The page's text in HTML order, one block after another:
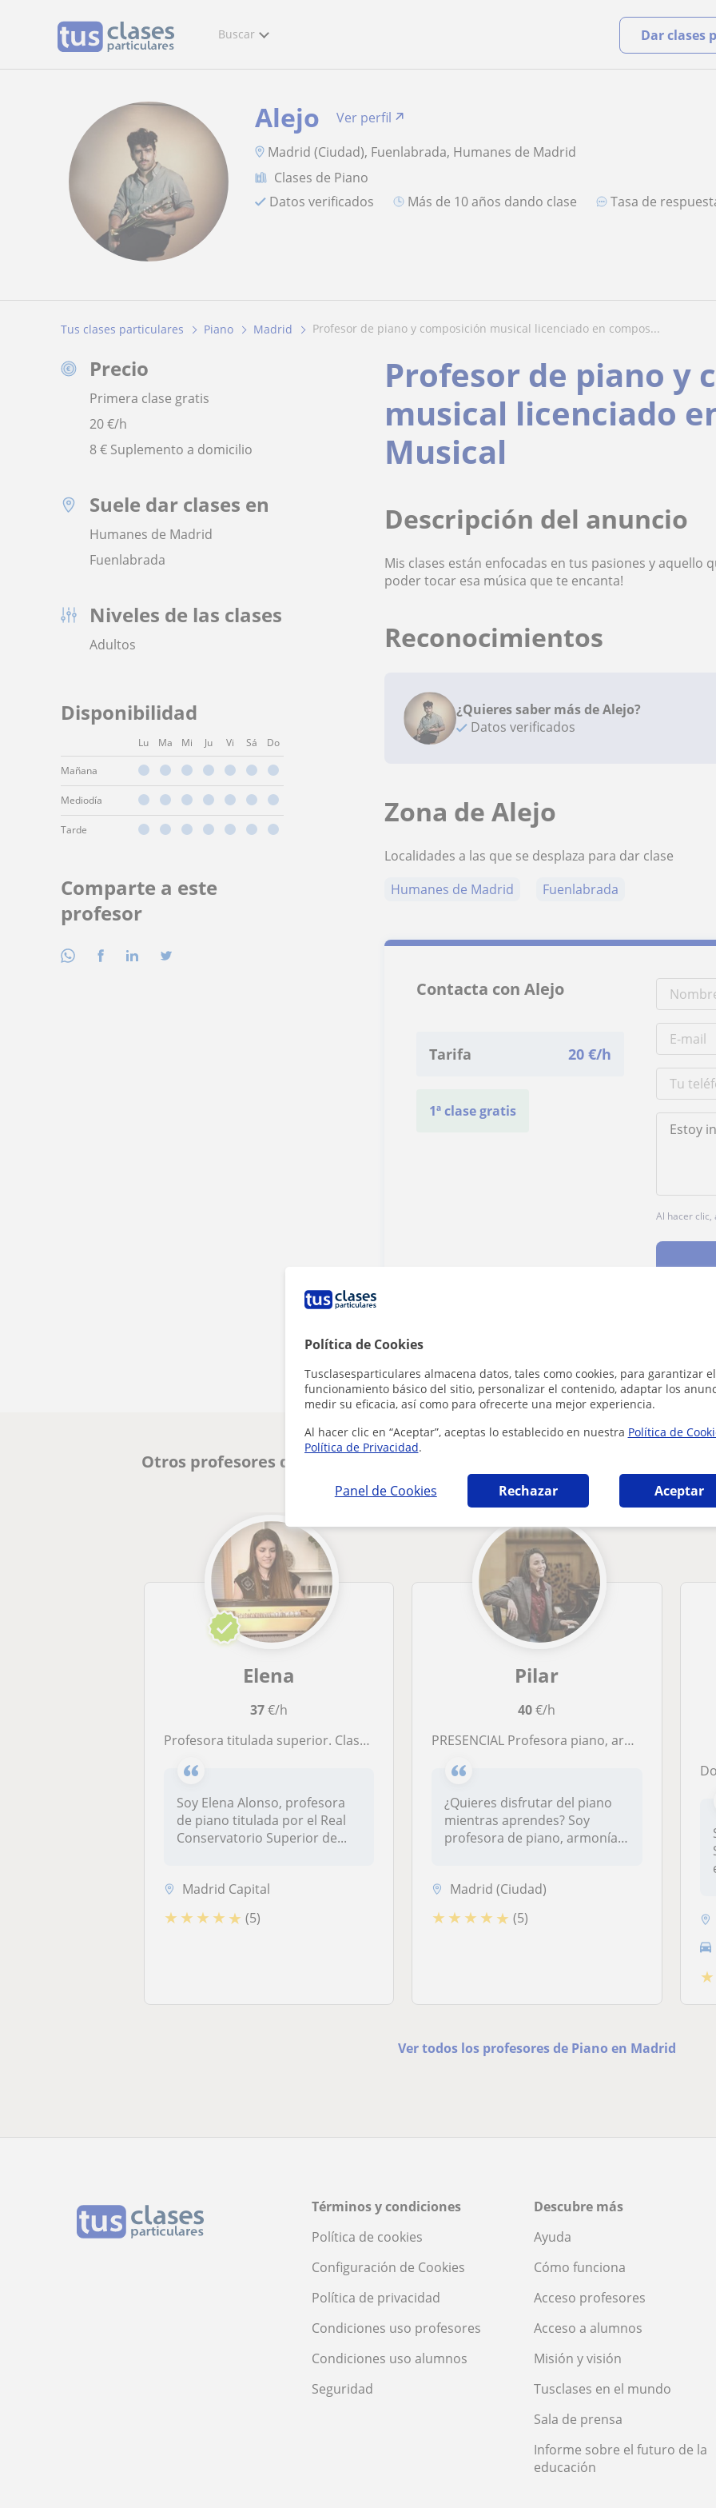
Política de Cookies
Tusclasesparticulares almacena datos, tales como cookies, para garantizar el
funcionamiento básico del sitio, personalizar el contenido, adaptar los
medir su eficacia, así como para ofrecerte una mejor experiencia.
Al hacer clic en “Aceptar”, aceptas lo establecido en nuestra Política de
Política de Privacidad.
Panel de Cookies Rechazar Aceptar
Buscar Dar clases
Alejo
Ver perfil
Madrid (Ciudad), Fuenlabrada, Humanes de Madrid
Clases de Piano
Datos verificados
más de 10 años dando clase Tasa de
Tus clases particulares Piano Madrid profesor de piano y composición musical licenciado en compos...
Precio
Primera clase gratis
20€/h
8 € Suplemento a domicilio
Suele dar clases en
Humanes de Madrid
Fuenlabrada
Niveles de las clases
Adultos
Disponibilidad
Lu Ma Mi Ju Vi Sá Do
Mañana
Mediodía
Tarde
Comparte a este
profesor
Profesor de piano y
musical licenciado
Musical
Descripción del anuncio
Mis clases están enfocadas en tus pasiones y aquello
poder tocar esa música que te encanta!
Reconocimientos
¿Quieres saber más de Alejo?
Datos verificados
Zona de Alejo
Localidades a las que se desplaza para dar clase
Humanes de Madrid
Fuenlabrada
Contacta con Alejo
Tarifa 20 €/h
1ª clase gratis
Al hacer
¿Hay algún error en este perfil?
Otros profesores de Piano en Madrid que pueden interesarte
Elena
37€/h
Profesora titulada superior. Clases particulares de piano en Moratalaz
Soy Elena Alonso, profesora
de piano titulada por el Real
Conservatorio Superior de...
Madrid Capital
★ ★ ★ ★ ★ (5)
Pilar
40€/h
PRESENCIAL Profesora piano, armonía, lenguaje musical y análisis
¿Quieres disfrutar del piano
mientras aprendes? Soy
profesora de piano, armonía,
Madrid (Ciudad)
★ ★ ★ ★ ★ (5)
★
Ver todos los profesores de Piano en Madrid
Términos y condiciones
Política de cookies
Configuración de Cookies
Política de privacidad
Condiciones uso profesores
Condiciones uso alumnos
Seguridad
Descubre más
Ayuda
Cómo funciona
Acceso profesores
Acceso a alumnos
Misión y visión
Tusclases en el mundo
Sala de prensa
Informe sobre el futuro de la
educación